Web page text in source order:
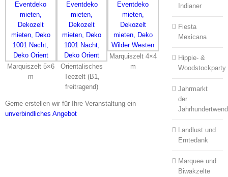
Marquiszelt 5×6
m
Orientalisches
Teezelt (B1,
freitragend)
Marquiszelt 4×4
m
Gerne erstellen wir für Ihre Veranstaltung ein
unverbindliches Angebot
Indianer
Fiesta
Mexicana
Hippie- &
Woodstockparty
Jahrmarkt
der
Landlust und
Erntedank
Marquee und
Biwakzelte